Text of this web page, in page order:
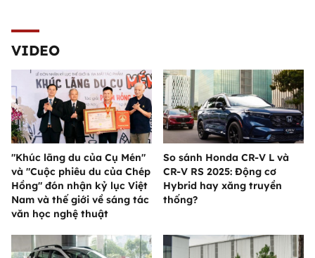
VIDEO
"Khúc lãng du của Cụ Mén"
và "Cuộc phiêu du của Chép
Hồng" đón nhận kỷ lục Việt
Nam và thế giới về sáng tác
văn học nghệ thuật
So sánh Honda CR-V L và
CR-V RS 2025: Động cơ
Hybrid hay xăng truyền
thống?